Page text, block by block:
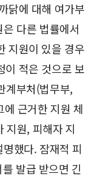
닭에 대해 여가부
다른 법률에서
지원이 있을 경우
이 적은 것으로 보
계부처(법무부,
근거한 지원 체
지원, 피해자 지
했다. 잠재적 피
발급 받으면 긴